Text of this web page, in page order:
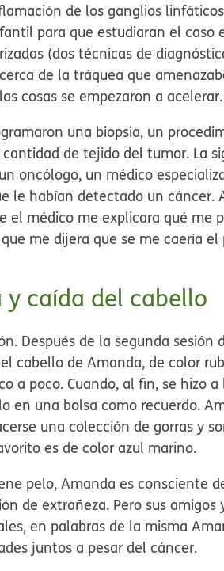
de los ganglios
para que estudiaran el caso
(dos técnicas de
de la tráquea que
cosas se empezaron a acelerar.
una biopsia, un
de tejido del tumor. La
oncólogo, un médico
le habían detectado un
el médico me explicara qué me
me dijera que se me caería el
caída del cabello
Después de la segunda
cabello de Amanda, de color
a poco. Cuando, al fin, se hizo
en una bolsa como recuerdo.
una colección de gorras y
es de color azul marino.
pelo, Amanda es consciente
de extrañeza. Pero sus
en palabras de la misma
juntos a pesar del cáncer.